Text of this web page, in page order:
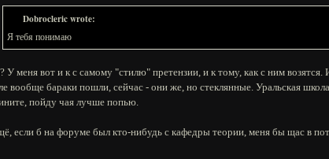
Dobrocleric wrote:
Я тебя понимаю
У меня вот и к с самому "стилю" претензии, и к тому, как с ним
вообще бараки пошли, сейчас - они же, но стеклянные. Уральская
пойду чая лучше попью.
если б на форуме был кто-нибудь с кафедры теории, меня бы щас в